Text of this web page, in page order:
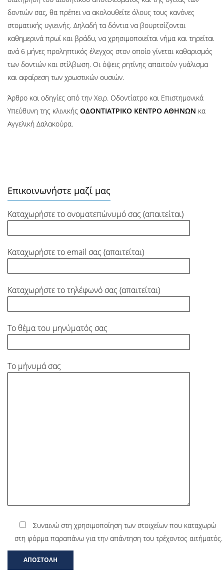
δοντιών σας, θα πρέπει να ακολουθείτε όλους τους κανόνες
στοματικής υγιεινής. Δηλαδή τα δόντια να βουρτσίζονται
καθημερινά πρωί και βράδυ, να χρησιμοποιείται νήμα και τηρείται
ανά 6 μήνες προληπτικός έλεγχος στον οποίο γίνεται καθαρισμός
των δοντιών και στίλβωση. Οι όψεις ρητίνης απαιτούν γυάλισμα
και αφαίρεση των χρωστικών ουσιών.
Άρθρο και οδηγίες από την Χειρ. Οδοντίατρο και Επιστημονικά
Υπεύθυνη της κλινικής ΟΔΟΝΤΙΑΤΡΙΚΟ ΚΕΝΤΡΟ ΑΘΗΝΩΝ κα
Αγγελική Δαλακούρα.
Επικοινωνήστε μαζί μας
Καταχωρήστε το ονοματεπώνυμό σας (απαιτείται)
Καταχωρήστε το email σας (απαιτείται)
Καταχωρήστε το τηλέφωνό σας (απαιτείται)
Το θέμα του μηνύματός σας
Το μήνυμά σας
Συναινώ στη χρησιμοποίηση των στοιχείων που καταχωρώ
στη φόρμα παραπάνω για την απάντηση του τρέχοντος αιτήματός.